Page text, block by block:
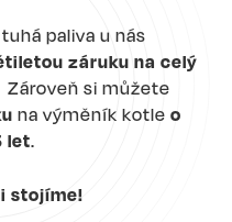
paliva u nás
záruku na celý
Zároveň si můžete
na výměník kotle o
let.
stojíme!